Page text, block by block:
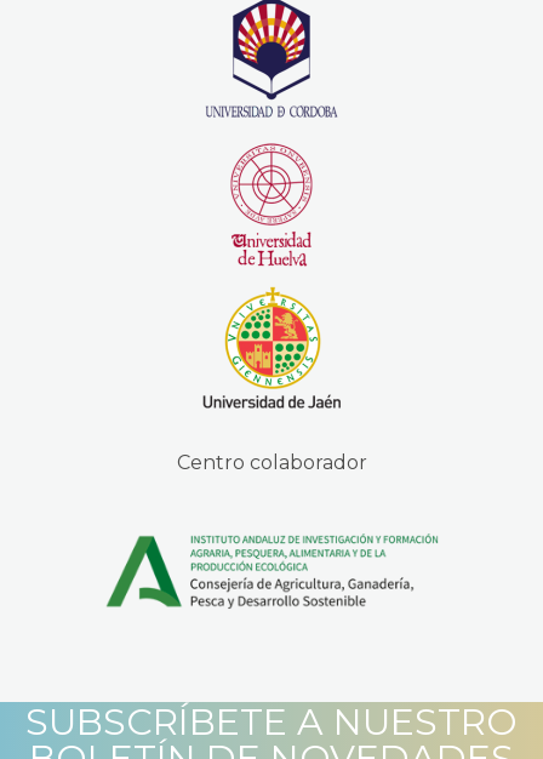
Centro colaborador
SUBSCRÍBETE A NUESTRO